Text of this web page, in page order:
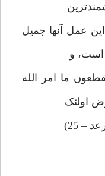
عمل آنها جميل
است، و
ما امر الله
اولئک
– 25)